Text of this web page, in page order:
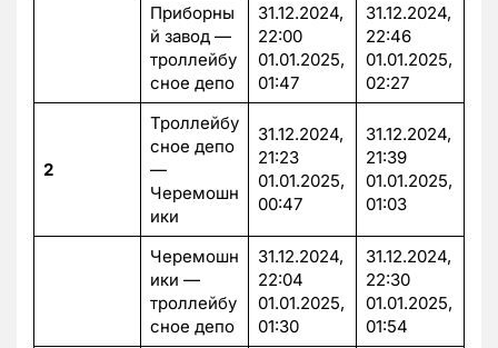
Приборны
й завод —
троллейбу
сное депо
31.12.2024,
22:00
01.01.2025,
01:47
31.12.2024,
22:46
01.01.2025,
02:27
2
Троллейбу
сное депо
—
Черемошн
ики
31.12.2024,
21:23
01.01.2025,
00:47
31.12.2024,
21:39
01.01.2025,
01:03
Черемошн
ики —
троллейбу
сное депо
31.12.2024,
22:04
01.01.2025,
01:30
31.12.2024,
22:30
01.01.2025,
01:54